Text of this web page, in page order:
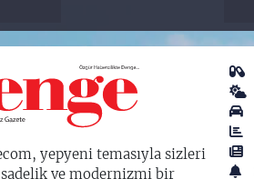
yepyeni temasıyla sizleri
ve modernizmi bir